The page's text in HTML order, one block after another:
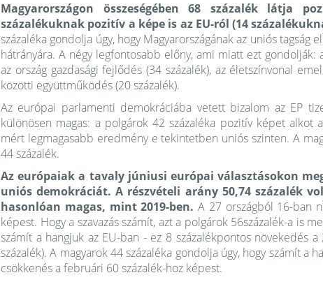
Magyarországon összeségében 68 százalék látja
százalékuknak pozitív a képe is az EU-ról (14
százaléka gondolja úgy, hogy Magyarországának az uniós tagság
hátrányára. A négy legfontosabb előny, ami miatt ezt gondolják:
az ország gazdasági fejlődés (34 százalék), az életszínvonal
közötti együttműködés (20 százalék).
Az európai parlamenti demokráciába vetett bizalom az EP
különösen magas: a polgárok 42 százaléka pozitív képet alkot
mért legmagasabb eredmény e tekintetben uniós szinten. A
44 százalék.
Az európaiak a tavaly júniusi európai választásokon
uniós demokráciát. A részvételi arány 50,74 százalék
hasonlóan magas, mint 2019-ben. A 27 országból 16-ban
képest. Hogy a szavazás számít, azt a polgárok 56százalék-a is
számít a hangjuk az EU-ban - ez 8 százalékpontos növekedés
százalék). A magyarok 44 százaléka gondolja úgy, hogy számít a
csökkenés a februári 60 százalék-hoz képest.